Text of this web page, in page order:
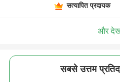
सत्यापित प्रदायक
और
सबसे उत्तम